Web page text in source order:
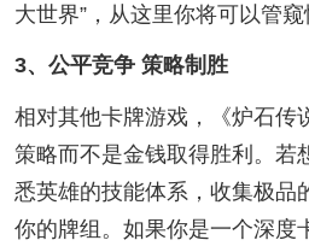
大世界”，从这里你将可以管窥
3、公平竞争 策略制胜
相对其他卡牌游戏，《炉石传
策略而不是金钱取得胜利。若
悉英雄的技能体系，收集极品
你的牌组。如果你是一个深度